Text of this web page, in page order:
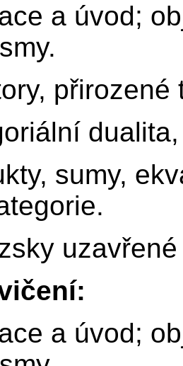
a úvod;
sumy,
a úvod;